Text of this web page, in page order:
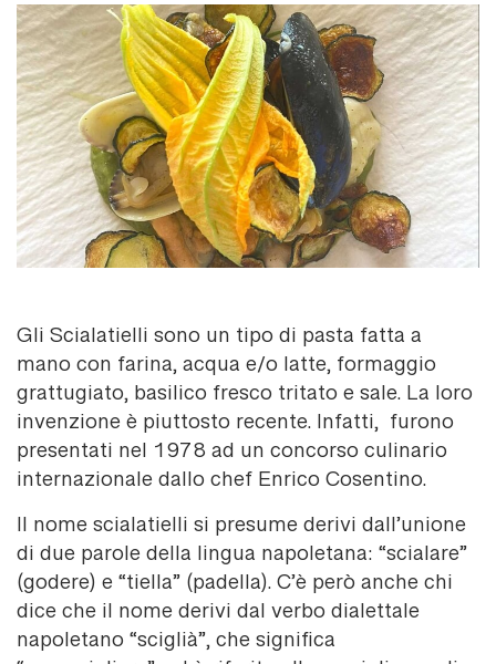
Gli Scialatielli sono un tipo di pasta fatta a
mano con farina, acqua e/o latte, formaggio
grattugiato, basilico fresco tritato e sale. La loro
invenzione è piuttosto recente. Infatti, furono
presentati nel 1978 ad un concorso culinario
internazionale dallo chef Enrico Cosentino.
Il nome scialatielli si presume derivi dall’unione
di due parole della lingua napoletana: “scialare”
(godere) e “tiella” (padella). C’è però anche chi
dice che il nome derivi dal verbo dialettale
napoletano “sciglià”, che significa